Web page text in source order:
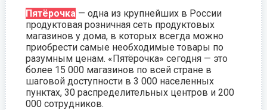
Пятёрочка — одна из крупнейших в России
продуктовая розничная сеть продуктовых
магазинов у дома, в которых всегда можно
приобрести самые необходимые товары по
разумным ценам. «Пятёрочка» сегодня — это
более 15 000 магазинов по всей стране в
шаговой доступности в 3 000 населенных
пунктах, 30 распределительных центров и 200
000 сотрудников.